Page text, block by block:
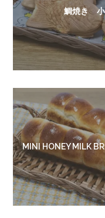
鯛焼き 小
MINI HONEY MILK